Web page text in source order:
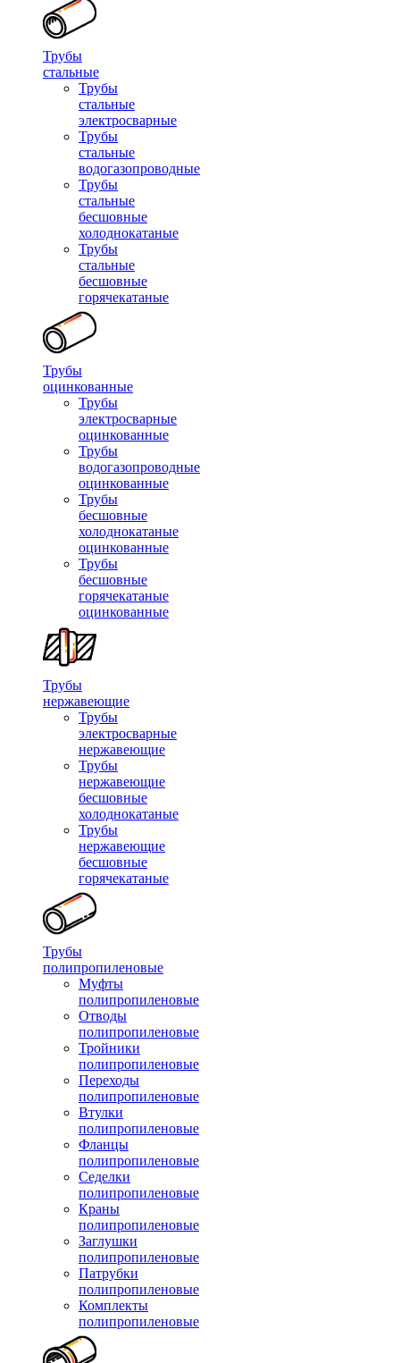
Трубы
стальные
Трубы
стальные
электросварные
Трубы
стальные
водогазопроводные
Трубы
стальные
бесшовные
холоднокатаные
Трубы
стальные
бесшовные
горячекатаные
Трубы
оцинкованные
Трубы
электросварные
оцинкованные
Трубы
водогазопроводные
оцинкованные
Трубы
бесшовные
холоднокатаные
оцинкованные
Трубы
бесшовные
горячекатаные
оцинкованные
Трубы
нержавеющие
Трубы
электросварные
нержавеющие
Трубы
нержавеющие
бесшовные
холоднокатаные
Трубы
нержавеющие
бесшовные
горячекатаные
Трубы
полипропиленовые
Муфты
полипропиленовые
Отводы
полипропиленовые
Тройники
полипропиленовые
Переходы
полипропиленовые
Втулки
полипропиленовые
Фланцы
полипропиленовые
Седелки
полипропиленовые
Краны
полипропиленовые
Заглушки
полипропиленовые
Патрубки
полипропиленовые
Комплекты
полипропиленовые